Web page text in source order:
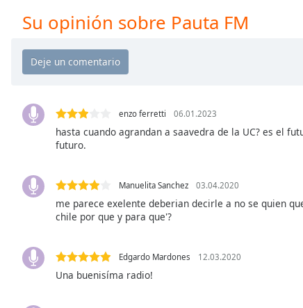
Chapters
descriptions
selected
Subtitles
subtitles
opens
subtitles
settings
subtitles
off ,
selected
Su opinión sobre Pauta FM
enzo ferretti 06.01.2023
hasta cuando agrandan a saavedra de la UC? es el
futuro.
Manuelita Sanchez 03.04.2020
me parece exelente deberian decirle a no se quien
chile por que y para que'?
Edgardo Mardones 12.03.2020
Una buenisíma radio!